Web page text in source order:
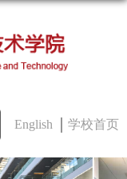
English 学校首页